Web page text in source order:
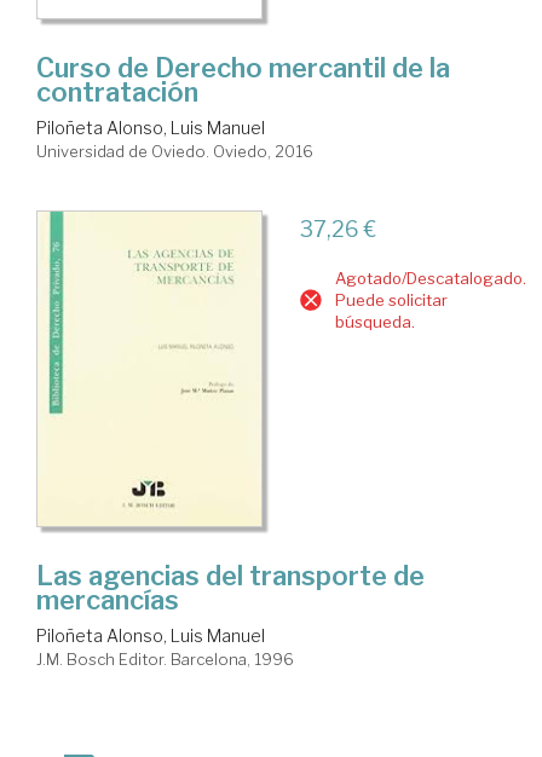
Curso de Derecho mercantil de la
contratación
Piloñeta Alonso, Luis Manuel
Universidad de Oviedo. Oviedo, 2016
37,26 €
Agotado/Descatalogado.
Puede solicitar
búsqueda.
Las agencias del transporte de
mercancías
Piloñeta Alonso, Luis Manuel
J.M. Bosch Editor. Barcelona, 1996